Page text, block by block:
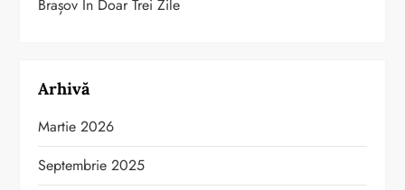
Brașov În Doar Trei Zile
Arhivă
Martie 2026
Septembrie 2025